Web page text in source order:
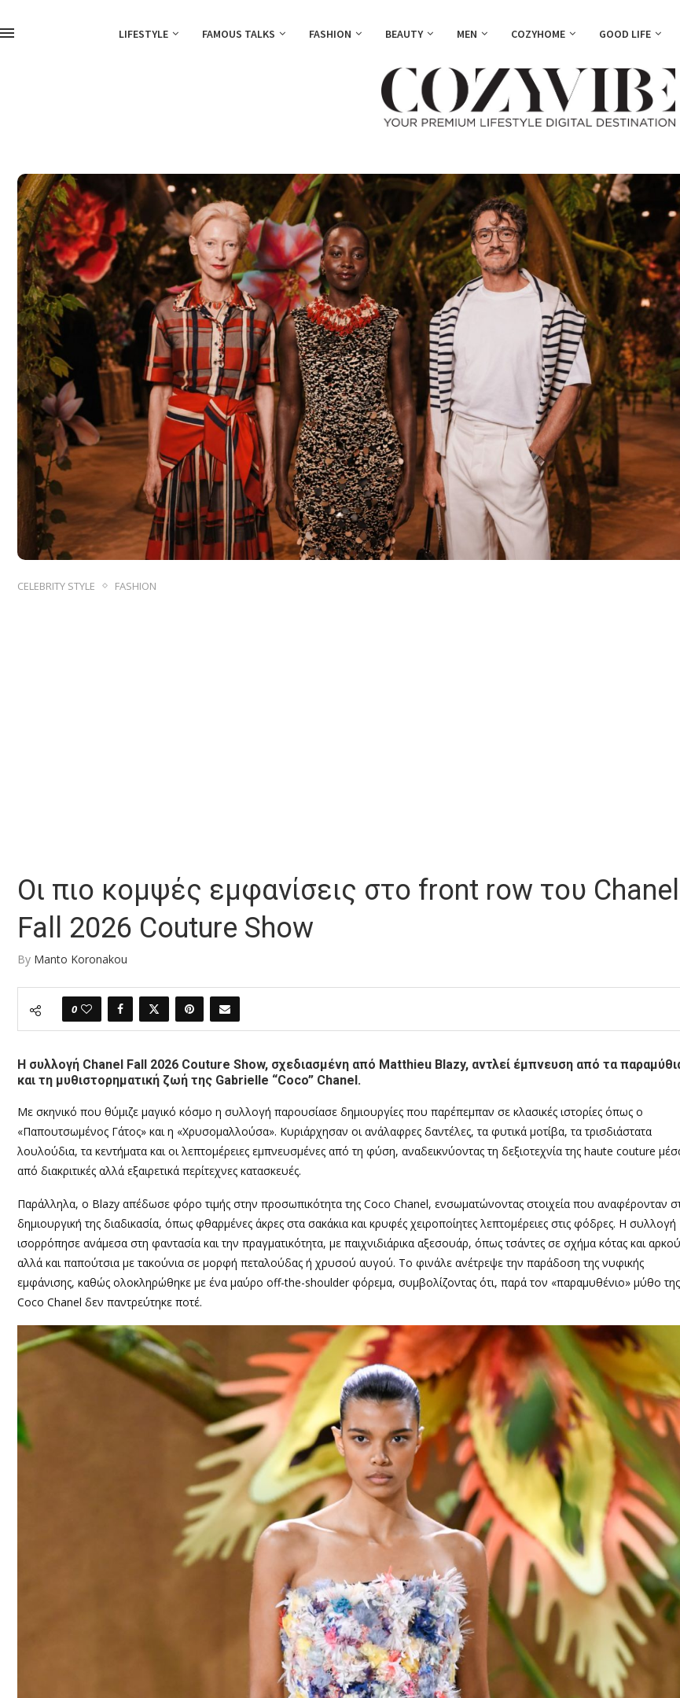
LIFESTYLE FAMOUS TALKS FASHION BEAUTY MEN COZYHOME GOOD LIFE
CELEBRITY STYLE FASHION
Οι πιο κομψές εμφανίσεις στο front row του Chanel
Fall 2026 Couture Show
By Manto Koronakou
0
Η συλλογή Chanel Fall 2026 Couture Show, σχεδιασμένη από Matthieu Blazy, αντλεί έμπνευση από τα
και τη μυθιστορηματική ζωή της Gabrielle “Coco” Chanel.
Με σκηνικό που θύμιζε μαγικό κόσμο η συλλογή παρουσίασε δημιουργίες που παρέπεμπαν σε κλασικές ιστορίες όπως ο
«Παπουτσωμένος Γάτος» και η «Χρυσομαλλούσα». Κυριάρχησαν οι ανάλαφρες δαντέλες, τα φυτικά μοτίβα, τα τρισδιάστατα
λουλούδια, τα κεντήματα και οι λεπτομέρειες εμπνευσμένες από τη φύση, αναδεικνύοντας τη δεξιοτεχνία της haute couture
από διακριτικές αλλά εξαιρετικά περίτεχνες κατασκευές.
Παράλληλα, ο Blazy απέδωσε φόρο τιμής στην προσωπικότητα της Coco Chanel, ενσωματώνοντας στοιχεία που αναφέρονταν
δημιουργική της διαδικασία, όπως φθαρμένες άκρες στα σακάκια και κρυφές χειροποίητες λεπτομέρειες στις φόδρες. Η συλλογή
ισορρόπησε ανάμεσα στη φαντασία και την πραγματικότητα, με παιχνιδιάρικα αξεσουάρ, όπως τσάντες σε σχήμα κότας και
αλλά και παπούτσια με τακούνια σε μορφή πεταλούδας ή χρυσού αυγού. Το φινάλε ανέτρεψε την παράδοση της νυφικής
εμφάνισης, καθώς ολοκληρώθηκε με ένα μαύρο off-the-shoulder φόρεμα, συμβολίζοντας ότι, παρά τον «παραμυθένιο» μύθο
Coco Chanel δεν παντρεύτηκε ποτέ.